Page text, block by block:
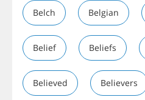
Belch Belgian
Belief Beliefs
Believed Believers